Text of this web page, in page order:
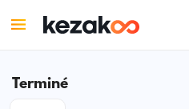
Terminé